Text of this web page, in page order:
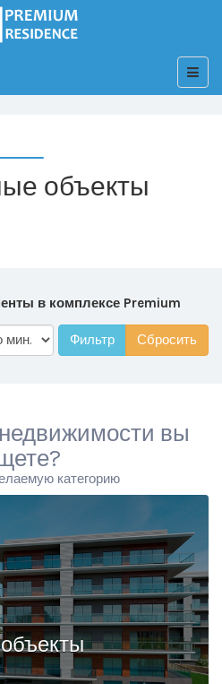
объекты
в комплексе Premium
вы
категорию